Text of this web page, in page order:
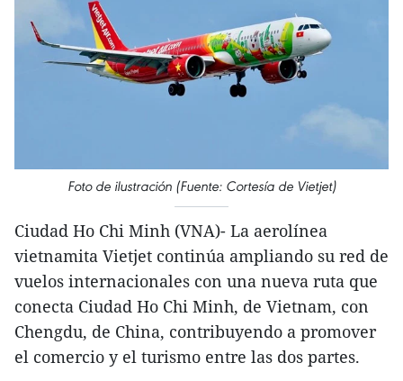
Foto de ilustración (Fuente: Cortesía de Vietjet)
Ciudad Ho Chi Minh (VNA)- La aerolínea
vietnamita Vietjet continúa ampliando su red de
vuelos internacionales con una nueva ruta que
conecta Ciudad Ho Chi Minh, de Vietnam, con
Chengdu, de China, contribuyendo a promover
el comercio y el turismo entre las dos partes.